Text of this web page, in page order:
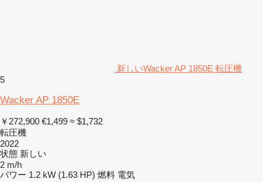
新しいWacker AP 1850E 転圧機
5
Wacker AP 1850E
￥272,900 €1,499 ≈ $1,732
転圧機
2022
状態 新しい
2 m/h
パワー 1.2 kW (1.63 HP) 燃料 電気